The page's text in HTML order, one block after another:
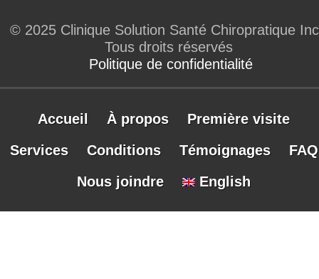
© 2025 Clinique Solution Santé Chiropratique
Tous droits réservés
Politique de confidentialité
Accueil À propos
Première visite
Services
Conditions Témoignages
FAQ
Nous joindre
English